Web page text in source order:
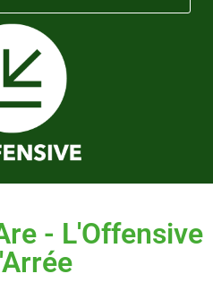
- L'Offensive